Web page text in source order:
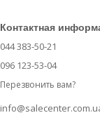
Контактная
044 383-50-21
096 123-53-04
Перезвонить вам?